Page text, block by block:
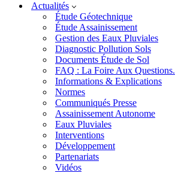
Actualités
Étude Géotechnique
Étude Assainissement
Gestion des Eaux Pluviales
Diagnostic Pollution Sols
Documents Étude de Sol
FAQ : La Foire Aux Questions.
Informations & Explications
Normes
Communiqués Presse
Assainissement Autonome
Eaux Pluviales
Interventions
Développement
Partenariats
Vidéos